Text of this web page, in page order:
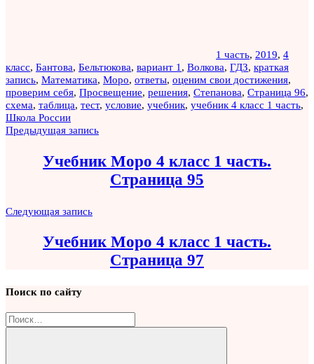
1 часть, 2019, 4
класс, Бантова, Бельтюкова, вариант 1 , Волкова, ГДЗ, краткая
запись, Математика, Моро, ответы, оценим свои достижения,
проверим себя, Просвещение, решения, Степанова, Страница 96,
схема, таблица, тест, условие, учебник, учебник 4 класс 1 часть,
Школа России
Навигация
записям
Предыдущая запись
Учебник Моро 4 класс 1 часть.
Страница 95
Следующая запись
Учебник Моро 4 класс 1 часть.
Страница 97
Поиск по сайту
Найти: